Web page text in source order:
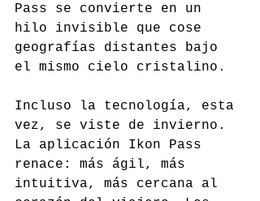
Pass se convierte en un
hilo invisible que cose
geografías distantes bajo
el mismo cielo cristalino.
Incluso la tecnología, esta
vez, se viste de invierno.
La aplicación Ikon Pass
renace: más ágil, más
intuitiva, más cercana al